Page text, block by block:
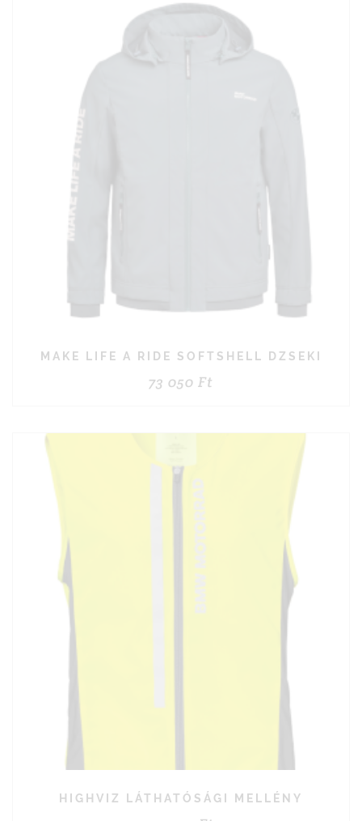
MAKE LIFE A RIDE SOFTSHELL DZSEKI
73 050 Ft
HIGHVIZ LÁTHATÓSÁGI MELLÉNY